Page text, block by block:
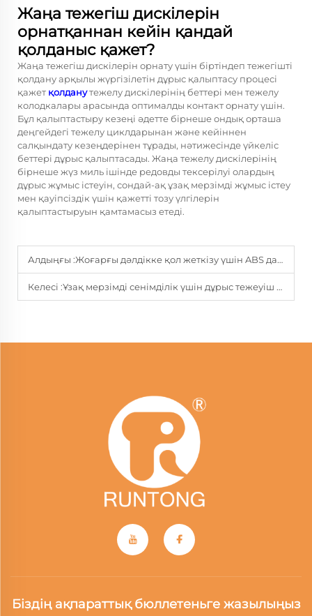
Жаңа тежегіш дискілерін
орнатқаннан кейін қандай
қолданыс қажет?
Жаңа тежегіш дискілерін орнату үшін біртіндеп тежегішті
қолдану арқылы жүргізілетін дұрыс қалыптасу процесі
қажет қолданутежелу дискілерінің беттері мен тежелу
колодкалары арасында оптималды контакт орнату үшін.
Бұл қалыптастыру кезеңі әдетте бірнеше ондық орташа
деңгейдегі тежелу циклдарынан және кейіннен
салқындату кезеңдерінен тұрады, нәтижесінде үйкеліс
беттері дұрыс қалыптасады. Жаңа тежелу дискілерінің
бірнеше жүз миль ішінде редовды тексерілуі олардың
дұрыс жұмыс істеуін, сондай-ақ ұзақ мерзімді жұмыс істеу
мен қауіпсіздік үшін қажетті тозу үлгілерін
қалыптастыруын қамтамасыз етеді.
Алдыңғы :Жоғарғы дәлдікке қол жеткізу үшін ABS датчиктерін дұрыс орнатуды қамтамасыз ету әдістері
Келесі :Ұзақ мерзімді сенімділік үшін дұрыс тежеуіш дискіні қалай таңдау керек
Біздің ақпараттық бюллетеньге жазылыңыз